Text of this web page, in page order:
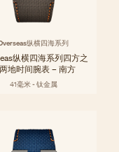
纵横四海系列
纵横四海系列四方之
地时间腕表 – 南方
41毫米 - 钛金属